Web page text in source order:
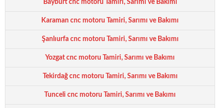
Bayburt cnc motoru Tamiri, Sarımı ve Bakımı
Karaman cnc motoru Tamiri, Sarımı ve Bakımı
Şanlıurfa cnc motoru Tamiri, Sarımı ve Bakımı
Yozgat cnc motoru Tamiri, Sarımı ve Bakımı
Tekirdağ cnc motoru Tamiri, Sarımı ve Bakımı
Tunceli cnc motoru Tamiri, Sarımı ve Bakımı